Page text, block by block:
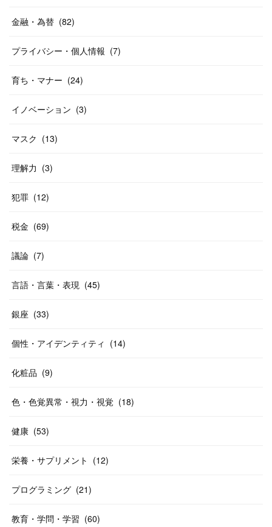
金融・為替 (82)
プライバシー・個人情報 (7)
育ち・マナー (24)
イノベーション (3)
マスク (13)
理解力 (3)
犯罪 (12)
税金 (69)
議論 (7)
言語・言葉・表現 (45)
銀座 (33)
個性・アイデンティティ (14)
化粧品 (9)
色・色覚異常・視力・視覚 (18)
健康 (53)
栄養・サプリメント (12)
プログラミング (21)
教育・学問・学習 (60)